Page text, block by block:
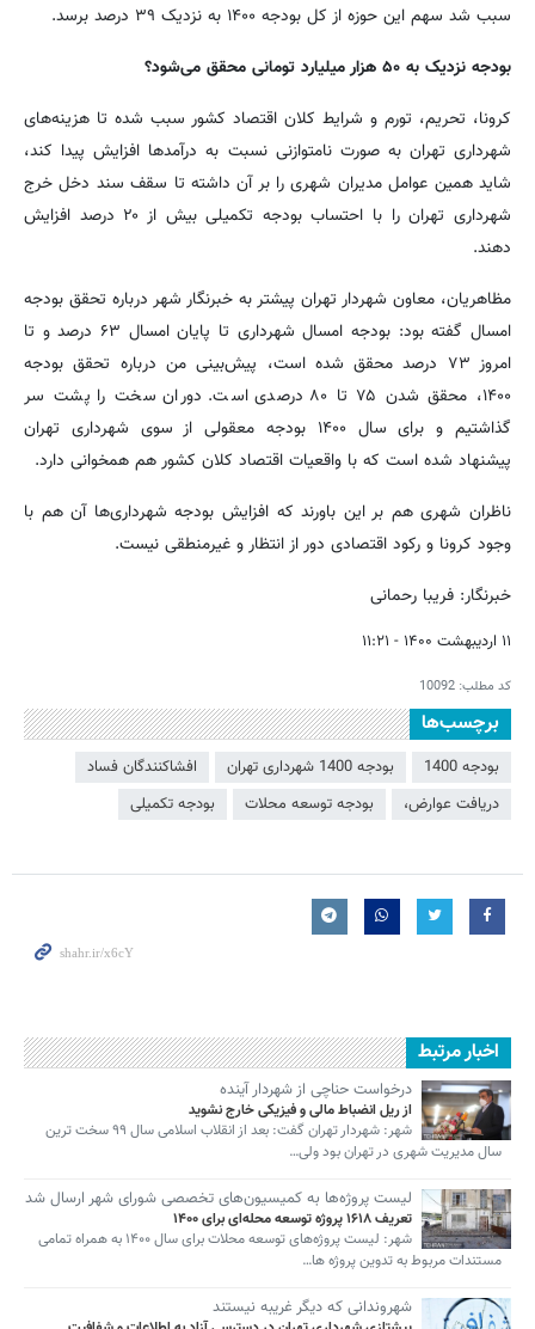
سبب شد سهم این حوزه از کل بودجه ۱۴۰۰ به نزدیک ۳۹ درصد برسد.
بودجه نزدیک به ۵۰ هزار میلیارد تومانی محقق می‌شود؟
کرونا، تحریم، تورم و شرایط کلان اقتصاد کشور سبب شده تا هزینه‌های
شهرداری تهران به صورت نامتوازنی نسبت به درآمدها افزایش پیدا کند،
شاید همین عوامل مدیران شهری را بر آن داشته تا سقف سند دخل خرج
شهرداری تهران را با احتساب بودجه تکمیلی بیش از ۲۰ درصد افزایش
دهند.
مظاهریان، معاون شهردار تهران پیشتر به خبرنگار شهر درباره تحقق بودجه
امسال گفته بود: بودجه امسال شهرداری تا پایان امسال ۶۳ درصد و تا
امروز ۷۳ درصد محقق شده است، پیش‌بینی من درباره تحقق بودجه
۱۴۰۰، محقق شدن ۷۵ تا ۸۰ درصدی است. دوران سخت را پشت سر
گذاشتیم و برای سال ۱۴۰۰ بودجه معقولی از سوی شهرداری تهران
پیشنهاد شده است که با واقعیات اقتصاد کلان کشور هم همخوانی دارد.
ناظران شهری هم بر این باورند که افزایش بودجه شهرداری‌ها آن هم با
وجود کرونا و رکود اقتصادی دور از انتظار و غیرمنطقی نیست.
خبرنگار: فریبا رحمانی
۱۱ اردیبهشت ۱۴۰۰ - ۱۱:۲۱
کد مطلب: 10092
برچسب‌ها
بودجه 1400 بودجه 1400 شهرداری تهران
افشاکنندگان فساد
دریافت عوارض،
بودجه توسعه محلات بودجه تکمیلی
اخبار مرتبط
درخواست حناچی از شهردار آینده
از ریل انضباط مالی و فیزیکی خارج نشوید
شهر: شهردار تهران گفت: بعد از انقلاب اسلامی سال ۹۹ سخت ترین
سال مدیریت شهری در تهران بود ولی…
لیست پروژه‌ها به کمیسیون‌های تخصصی شورای شهر ارسال شد
تعریف ۱۶۱۸ پروژه توسعه محله‌ای برای ۱۴۰۰
شهر: لیست پروژه‌های توسعه محلات برای سال ۱۴۰۰ به همراه تمامی
مستندات مربوط به تدوین پروژه ها…
شهروندانی که دیگر غریبه نیستند